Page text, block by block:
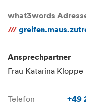
what3words
///
Ansprechpartner
Frau Katarina Kloppe
Telefon +49